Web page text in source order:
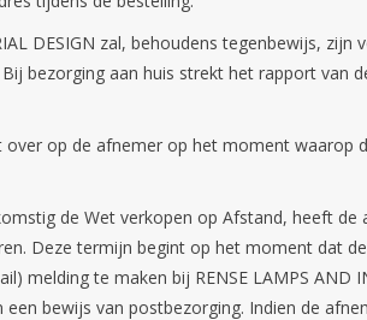
DESIGN zal, behoudens tegenbewijs,
bezorging aan huis strekt het rapport
op de afnemer op het moment waarop
de Wet verkopen op Afstand, heeft
Deze termijn begint op het moment dat
melding te maken bij RENSE LAMPS AND
bewijs van postbezorging. Indien de